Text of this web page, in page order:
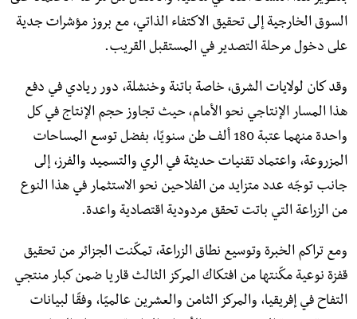
السوق الخارجية إلى تحقيق الاكتفاء الذاتي، مع بروز مؤشرات جدية
على دخول مرحلة التصدير في المستقبل القريب.
وقد كان لولايات الشرق، خاصة باتنة وخنشلة، دور ريادي في دفع
هذا المسار الإنتاجي نحو الأمام، حيث تجاوز حجم الإنتاج في كل
واحدة منهما عتبة 180 ألف طن سنويًا، بفضل توسع المساحات
المزروعة، واعتماد تقنيات حديثة في الري والتسميد والفرز، إلى
جانب توجّه عدد متزايد من الفلاحين نحو الاستثمار في هذا النوع
من الزراعة التي باتت تحقق مردودية اقتصادية واعدة.
ومع تراكم الخبرة وتوسيع نطاق الزراعة، تمكّنت الجزائر من تحقيق
قفزة نوعية مكّنتها من افتكاك المركز الثالث قاريا ضمن كبار منتجي
التفاح في إفريقيا، والمركز الثامن والعشرين عالميًا، وفقًا لبيانات